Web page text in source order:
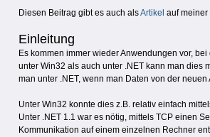
Diesen Beitrag gibt es auch alsArtikel auf meiner
Einleitung
Es kommen immer wieder Anwendungen vor,
unter Win32 als auch unter .NET kann man dies
man unter .NET, wenn man Daten von der
Unter Win32 konnte dies z.B. relativ einfach
Unter .NET 1.1 war es nötig, mittels TCP einen
Kommunikation auf einem einzelnen Rechner